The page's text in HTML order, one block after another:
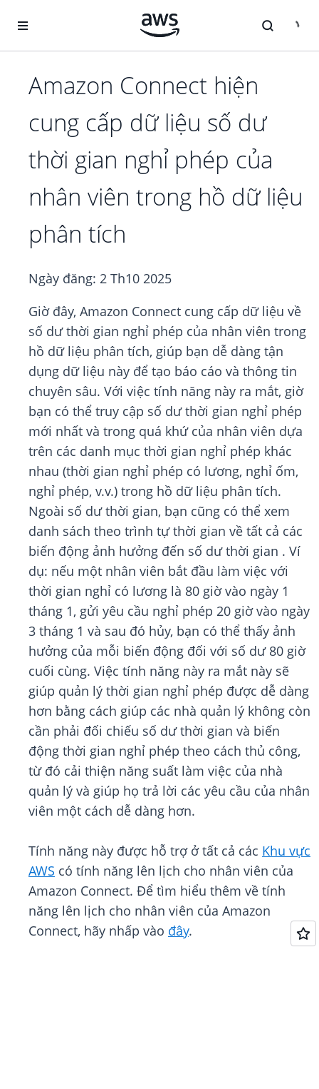
Amazon Connect hiện
cung cấp dữ liệu số dư
thời gian nghỉ phép của
nhân viên trong hồ dữ liệu
phân tích
Ngày đăng: 2 Th10 2025
Giờ đây, Amazon Connect cung cấp dữ liệu về
số dư thời gian nghỉ phép của nhân viên trong
hồ dữ liệu phân tích, giúp bạn dễ dàng tận
dụng dữ liệu này để tạo báo cáo và thông tin
chuyên sâu. Với việc tính năng này ra mắt, giờ
bạn có thể truy cập số dư thời gian nghỉ phép
mới nhất và trong quá khứ của nhân viên dựa
trên các danh mục thời gian nghỉ phép khác
nhau (thời gian nghỉ phép có lương, nghỉ ốm,
nghỉ phép, v.v.) trong hồ dữ liệu phân tích.
Ngoài số dư thời gian, bạn cũng có thể xem
danh sách theo trình tự thời gian về tất cả các
biến động ảnh hưởng đến số dư thời gian . Ví
dụ: nếu một nhân viên bắt đầu làm việc với
thời gian nghỉ có lương là 80 giờ vào ngày 1
tháng 1, gửi yêu cầu nghỉ phép 20 giờ vào ngày
3 tháng 1 và sau đó hủy, bạn có thể thấy ảnh
hưởng của mỗi biến động đối với số dư 80 giờ
cuối cùng. Việc tính năng này ra mắt này sẽ
giúp quản lý thời gian nghỉ phép được dễ dàng
hơn bằng cách giúp các nhà quản lý không còn
cần phải đối chiếu số dư thời gian và biến
động thời gian nghỉ phép theo cách thủ công,
từ đó cải thiện năng suất làm việc của nhà
quản lý và giúp họ trả lời các yêu cầu của nhân
viên một cách dễ dàng hơn.
Tính năng này được hỗ trợ ở tất cả các Khu vực
AWS có tính năng lên lịch cho nhân viên của
Amazon Connect. Để tìm hiểu thêm về tính
năng lên lịch cho nhân viên của Amazon
Connect, hãy nhấp vào đây.